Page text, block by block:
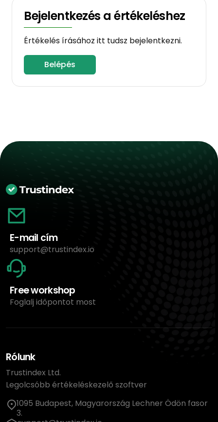
Bejelentkezés a értékeléshez
Értékelés írásához itt tudsz bejelentkezni.
Belépés
E-mail cím
support@trustindex.io
Free workshop
Foglalj időpontot most
Rólunk
Trustindex Ltd.
Legolcsóbb értékeléskezelő szoftver
1095 Budapest, Magyarország Lechner Ödön fasor
3.